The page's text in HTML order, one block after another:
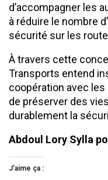
d’accompagner les
à réduire le nombre
sécurité sur les
À travers cette
Transports entend
coopération avec
de préserver des
durablement la
Abdoul Lory Sylla
J’aime ça :